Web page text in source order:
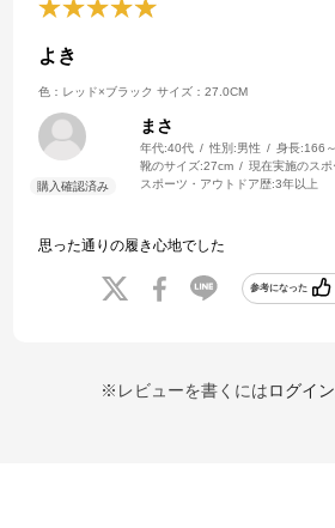
よき
色：レッド×ブラック サイズ：27.0CM
まさ
年代:40代 性別:男性 身長:166
靴のサイズ:27cm 現在実施のスポ
スポーツ・アウトドア歴:3年以上
思った通りの履き心地でした
参考になった
※レビューを書くにはログイン